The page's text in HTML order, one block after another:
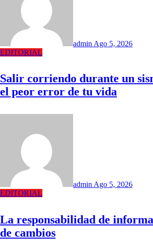
admin Ago 5, 2026
EDITORIAL
Salir corriendo durante un
el peor error de tu vida
admin Ago 5, 2026
EDITORIAL
La responsabilidad de
de cambios